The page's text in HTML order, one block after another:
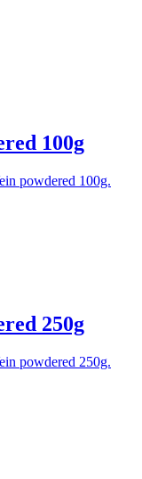
100g
powdered 100g.
250g
powdered 250g.